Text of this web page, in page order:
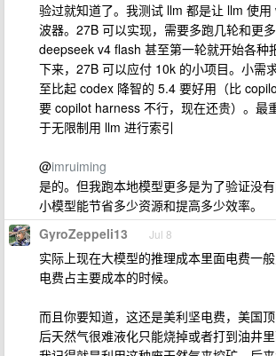
验过就知道了。我测试 llm 都是让 llm 使
波器。27B 可以实现，需要多跑几轮和更多
deepseek v4 flash 甚至第一轮就开始各种
下来，27B 可以应付 10k 的小项目。小需
至比起 codex 降智的 5.4 要好用（比
要 copilot harness 不行，现在还贵）。最
于无限制用 llm 进行索引
@imruiming
是的。但我跑本地模型更多是为了验证没
小模型能节省多少资源和提高多少效率。
GyroZeppeli13 Jul 8
实际上现在大模型的推理成本里面电费一
电费占主要成本的时候。
而且你要知道，这还是美利坚电费，美国
后天然气很难液化只能烧掉或者打到油井